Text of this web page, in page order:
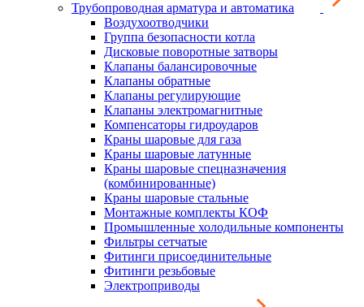
Трубопроводная арматура и автоматика
Воздухоотводчики
Группа безопасности котла
Дисковые поворотные затворы
Клапаны балансировочные
Клапаны обратные
Клапаны регулирующие
Клапаны электромагнитные
Компенсаторы гидроударов
Краны шаровые для газа
Краны шаровые латунные
Краны шаровые спецназначения
(комбинированные)
Краны шаровые стальные
Монтажные комплекты КОФ
Промышленные холодильные компоненты
Фильтры сетчатые
Фитинги присоединительные
Фитинги резьбовые
Электроприводы